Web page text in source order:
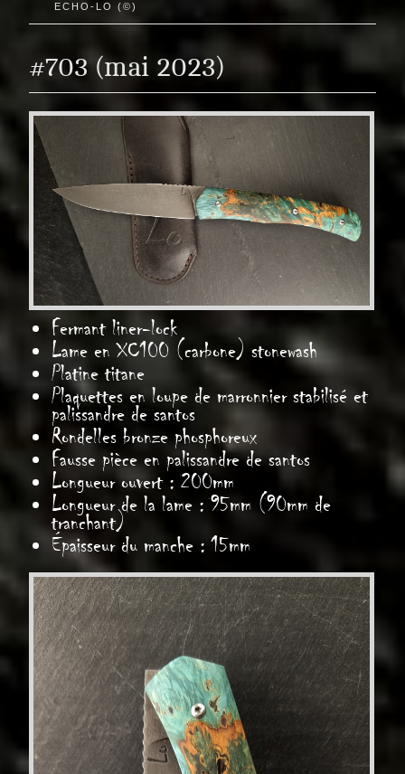
ECHO-LO (©)
#703 (mai 2023)
Fermant liner-lock
Lame en XC100 (carbone) stonewash
Platine titane
Plaquettes en loupe de marronnier stabilisé et
palissandre de santos
Rondelles bronze phosphoreux
Fausse pièce en palissandre de santos
Longueur ouvert : 200mm
Longueur de la lame : 95mm (90mm de
tranchant)
Épaisseur du manche : 15mm